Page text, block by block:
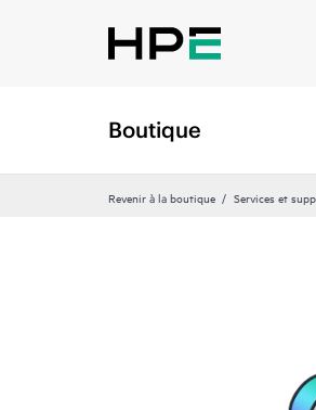
Boutique
Revenir à la boutique Services et